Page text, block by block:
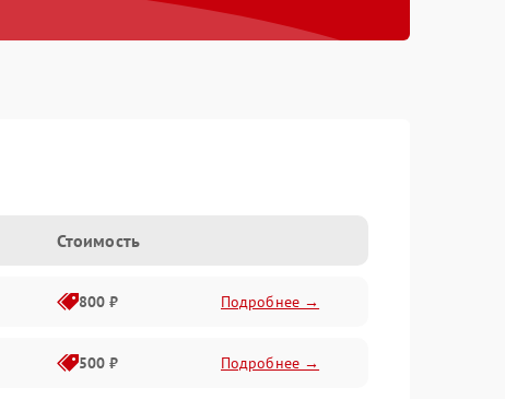
Стоимость
800 ₽ Подробнее →
500 ₽ Подробнее →